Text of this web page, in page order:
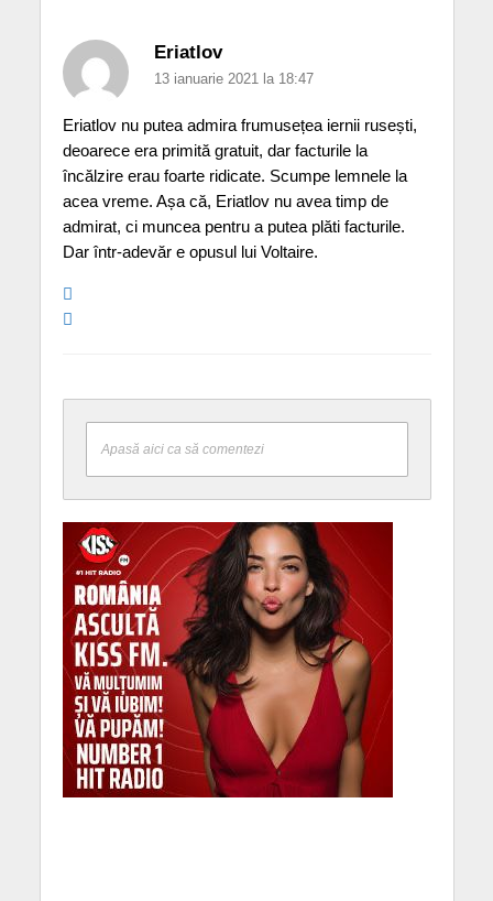
Eriatlov
13 ianuarie 2021 la 18:47
Eriatlov nu putea admira frumusețea iernii rusești,
deoarece era primită gratuit, dar facturile la
încălzire erau foarte ridicate. Scumpe lemnele la
acea vreme. Așa că, Eriatlov nu avea timp de
admirat, ci muncea pentru a putea plăti facturile.
Dar într-adevăr e opusul lui Voltaire.
Apasă aici ca să comentezi